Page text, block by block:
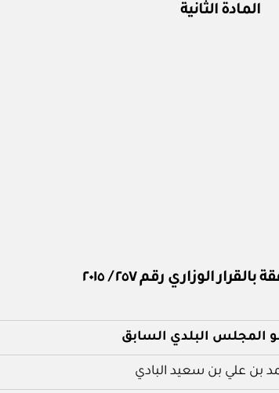
المادة الثانية
الوزاري رقم ٢٥٧ / ٢٠١٥
المجلس البلدي السابق
بن علي بن سعيد البادي